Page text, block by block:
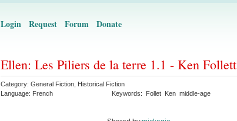
Login Request Forum Donate
Ellen: Les Piliers de la terre 1.1 - Ken Follett
Category: General Fiction Historical Fiction
Language: French Keywords: Follet Ken middle-age